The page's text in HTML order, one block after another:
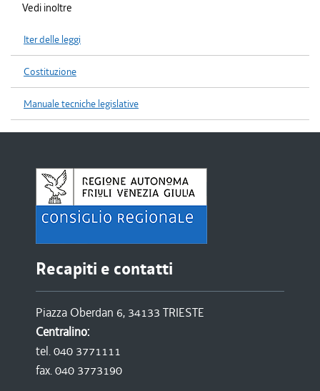
Vedi inoltre
Iter delle leggi
Costituzione
Manuale tecniche legislative
Recapiti e contatti
Piazza Oberdan 6, 34133 TRIESTE
Centralino:
tel. 040 3771111
fax. 040 3773190